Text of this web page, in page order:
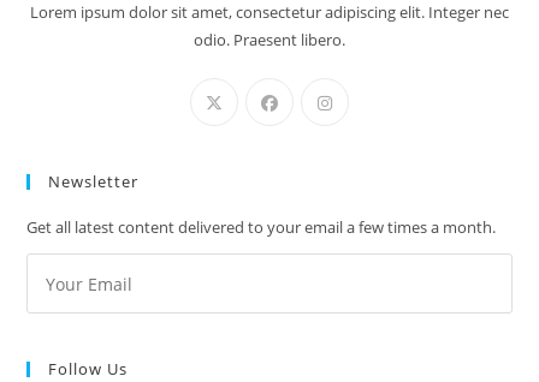
Lorem ipsum dolor sit amet, consectetur adipiscing elit. Integer nec
odio. Praesent libero.
Newsletter
Get all latest content delivered to your email a few times a month.
Follow Us